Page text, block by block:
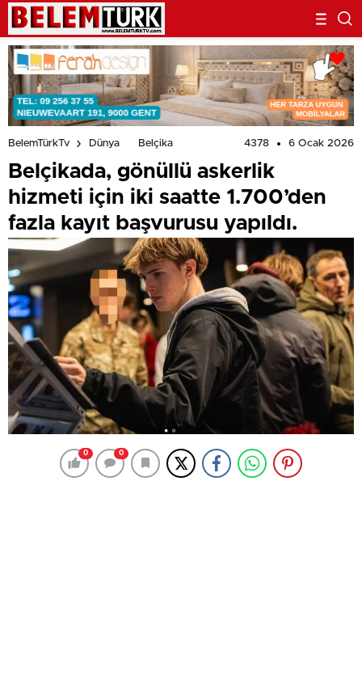
BelemTürkTv Dünya Belçika 4378 6 Ocak 2026
Belçikada, gönüllü askerlik
hizmeti için iki saatte 1.700’den
fazla kayıt başvurusu yapıldı.
0 0